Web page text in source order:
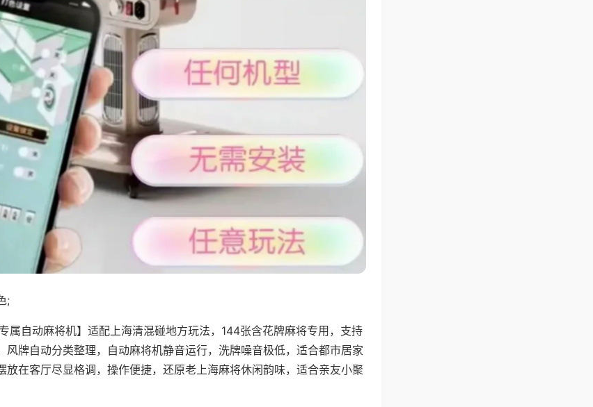
;
专属自动麻将机】适配上海清混碰地方玩法，144张含花牌麻将专用，支持
风牌自动分类整理，自动麻将机静音运行，洗牌噪音极低，适合都市居家
放在客厅尽显格调，操作便捷，还原老上海麻将休闲韵味，适合亲友小聚